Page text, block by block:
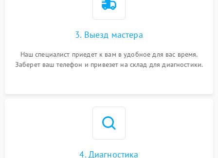
3. Выезд мастера
Наш специалист приедет к вам в удобное для вас время.
Заберет ваш телефон и привезет на склад для диагностики.
4. Диагностика